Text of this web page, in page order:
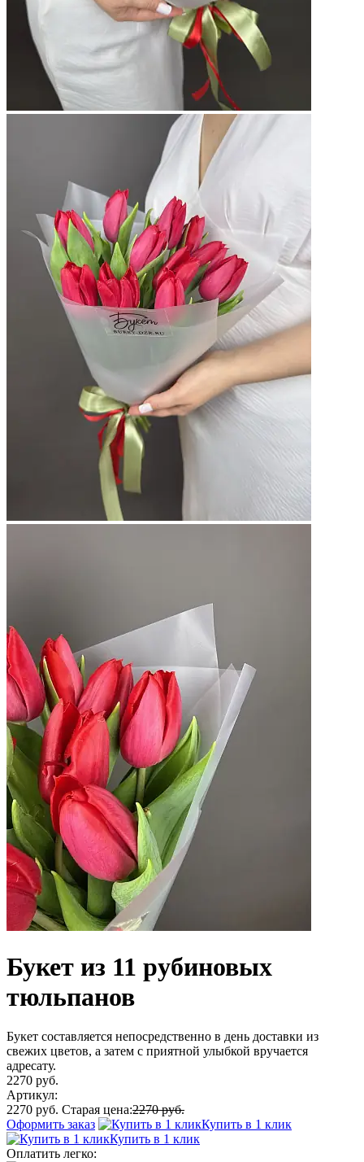
Букет из 11 рубиновых
тюльпанов
Букет составляется непосредственно в день доставки из
свежих цветов, а затем с приятной улыбкой вручается
адресату.
2270 руб.
Артикул:
2270 руб. Старая цена:2270 руб.
Оформить заказ
Купить в 1 клик
Купить в 1 клик
Оплатить легко: